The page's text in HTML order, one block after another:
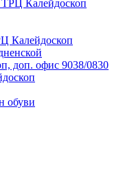
ТРЦ Калейдоскоп
Калейдоскоп
доп. офис 9038/0830
обуви